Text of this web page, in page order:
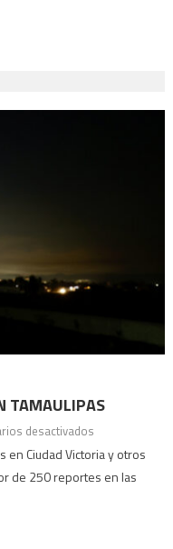
TAMAULIPAS
desactivadosen
Apagones
se
en Ciudad Victoria y otros
de 250 reportes en las